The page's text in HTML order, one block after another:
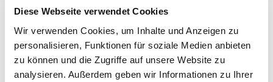
Diese Webseite verwendet Cookies
Wir verwenden Cookies, um Inhalte und Anzeigen zu
personalisieren, Funktionen für soziale Medien anbieten
zu können und die Zugriffe auf unsere Website zu
analysieren. Außerdem geben wir Informationen zu Ihrer
Trikotnummer
8
Geboren am